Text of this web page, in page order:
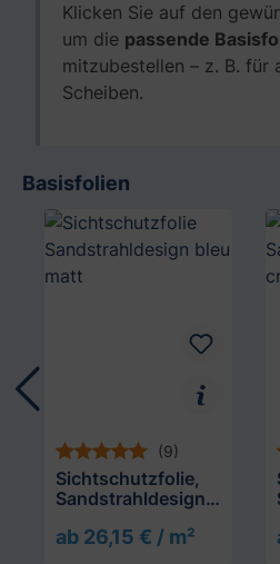
Klicken Sie auf den
um die passende
mitzubestellen – z. B. für
Scheiben.
Basisfolien
Produktgalerie
(9)
Sichtschutzfolie,
Sandstrahldesign
ab 26,15 € / m²